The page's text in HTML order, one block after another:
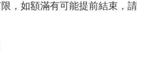
，如額滿有可能提前結束，請